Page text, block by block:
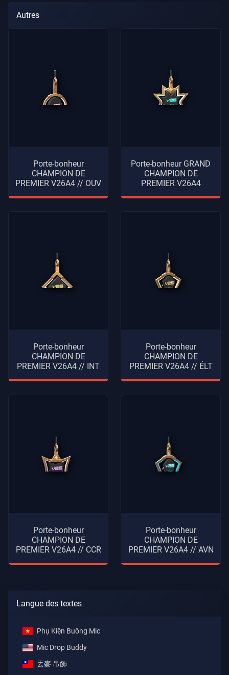
Autres
Porte-bonheur
CHAMPION DE
PREMIER V26A4 // OUV
Porte-bonheur GRAND
CHAMPION DE
PREMIER V26A4
Porte-bonheur
CHAMPION DE
PREMIER V26A4 // INT
Porte-bonheur
CHAMPION DE
PREMIER V26A4 // ÉLT
Porte-bonheur
CHAMPION DE
PREMIER V26A4 // CCR
Porte-bonheur
CHAMPION DE
PREMIER V26A4 // AVN
Langue des textes
Phụ Kiện Buông Mic
Mic Drop Buddy
丟麥 吊飾